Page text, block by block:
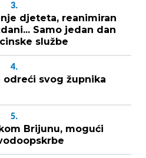
3.
djeteta, reanimiran
Samo jedan dan
službe
4.
odreći svog župnika
5.
Brijunu, mogući